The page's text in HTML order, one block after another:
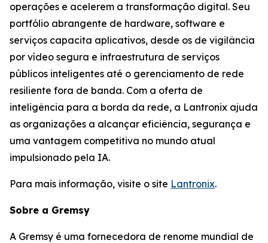
operações e acelerem a transformação digital. Seu
portfólio abrangente de hardware, software e
serviços capacita aplicativos, desde os de vigilância
por vídeo segura e infraestrutura de serviços
públicos inteligentes até o gerenciamento de rede
resiliente fora de banda. Com a oferta de
inteligência para a borda da rede, a Lantronix ajuda
as organizações a alcançar eficiência, segurança e
uma vantagem competitiva no mundo atual
impulsionado pela IA.
Para mais informação, visite o site Lantronix.
Sobre a Gremsy
A Gremsy é uma fornecedora de renome mundial de